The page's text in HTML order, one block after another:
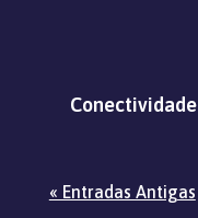
Conectividade
« Entradas Antigas